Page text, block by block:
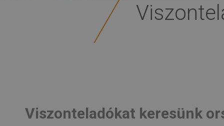
Viszonteladókat keresünk